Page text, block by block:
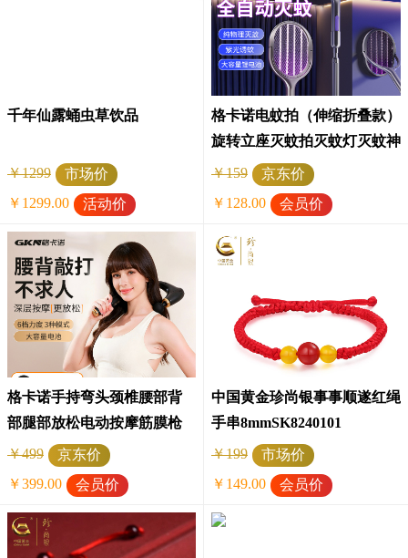
千年仙露蛹虫草饮品
￥1299
市场价
￥1299.00
活动价
格卡诺电蚊拍（伸缩折叠款）
旋转立座灭蚊拍灭蚊灯灭蚊神
器ES-28
￥159
京东价
￥128.00
会员价
格卡诺手持弯头颈椎腰部背
部腿部放松电动按摩筋膜枪
黑色
￥499
京东价
￥399.00
会员价
中国黄金珍尚银事事顺遂红绳
手串8mmSK8240101
￥199
市场价
￥149.00
会员价